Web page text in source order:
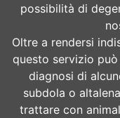
possibilità di
Oltre a rendersi
questo servizio
diagnosi di
subdola o
trattare con